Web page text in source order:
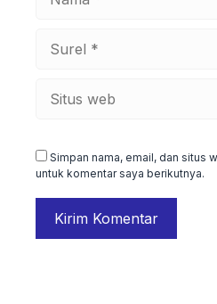
Simpan nama, email, dan situs
untuk komentar saya berikutnya.